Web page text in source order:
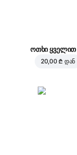
ოთხი ყველით
20,00 ₾ დან